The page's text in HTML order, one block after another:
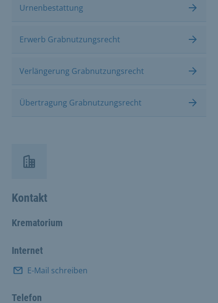
Urnenbestattung
Erwerb Grabnutzungsrecht
Verlängerung Grabnutzungsrecht
Übertragung Grabnutzungsrecht
Kontakt
Krematorium
Internet
E-Mail schreiben
Telefon